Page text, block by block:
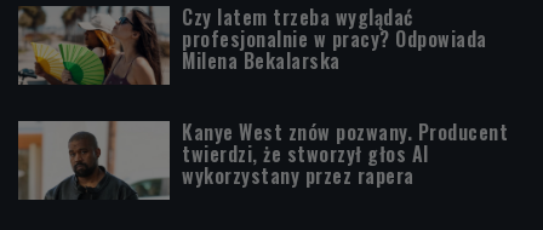
Czy latem trzeba wyglądać
profesjonalnie w pracy? Odpowiada
Milena Bekalarska
Kanye West znów pozwany. Producent
twierdzi, że stworzył głos AI
wykorzystany przez rapera